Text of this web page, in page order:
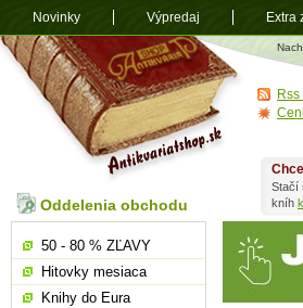
Antikvariát
shop.sk
Stačí
kníh
Oddelenia obchodu
50 - 80 % ZĽAVY
Hitovky mesiaca
Knihy do Eura
Novinky Výpredaj Extra